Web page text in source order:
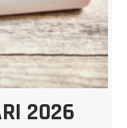
2026